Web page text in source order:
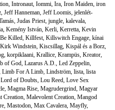
, Intronaut, Iommi, Ira, Iron Maiden, iron
, Jeff Hanneman, Jeff Loomis, jelenlét-
, Judas Priest, jungle, kalevala,
, Kemény István, Kerli, Kerretta, Kevin
Killed, Killfest, Killswitch Engage, kínai
Kirk Windstein, Kiscsillag, Kispál és a Borz,
, korpiklaani, Krallice, Krampüs, Kreator,
of God, Lazarus A.D., Led Zeppelin,
Limb For A Limb, Lindström, lista, lista
Lord of Doubts, Lou Reed, Love Sex
, Magma Rise, Magrudergrind, Magyar
Creation, Malevolent Creation, Mangod
, Mastodon, Max Cavalera, Mayfly,